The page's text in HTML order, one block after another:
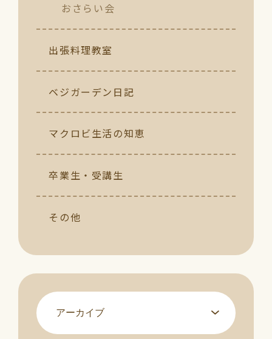
おさらい会
出張料理教室
ベジガーデン日記
マクロビ生活の知恵
卒業生・受講生
その他